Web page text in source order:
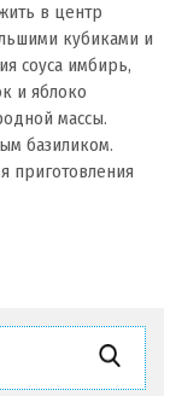
в центр
кубиками и
соуса имбирь,
и яблоко
массы.
базиликом.
приготовления